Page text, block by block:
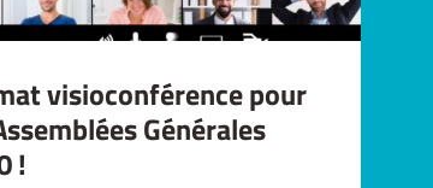
visioconférence pour
Générales
!